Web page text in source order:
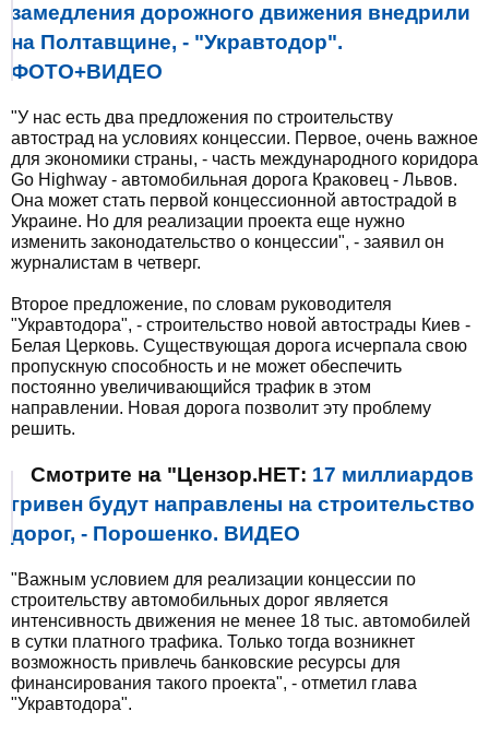
замедления дорожного движения внедрили
на Полтавщине, - "Укравтодор".
ФОТО+ВИДЕО
"У нас есть два предложения по строительству
автострад на условиях концессии. Первое, очень важное
для экономики страны, - часть международного коридора
Gо Highway - автомобильная дорога Краковец - Львов.
Она может стать первой концессионной автострадой в
Украине. Но для реализации проекта еще нужно
изменить законодательство о концессии", - заявил он
журналистам в четверг.
Второе предложение, по словам руководителя
"Укравтодора", - строительство новой автострады Киев -
Белая Церковь. Существующая дорога исчерпала свою
пропускную способность и не может обеспечить
постоянно увеличивающийся трафик в этом
направлении. Новая дорога позволит эту проблему
решить.
Смотрите на "Цензор.НЕТ: 17 миллиардов
гривен будут направлены на строительство
дорог, - Порошенко. ВИДЕО
"Важным условием для реализации концессии по
строительству автомобильных дорог является
интенсивность движения не менее 18 тыс. автомобилей
в сутки платного трафика. Только тогда возникнет
возможность привлечь банковские ресурсы для
финансирования такого проекта", - отметил глава
"Укравтодора".